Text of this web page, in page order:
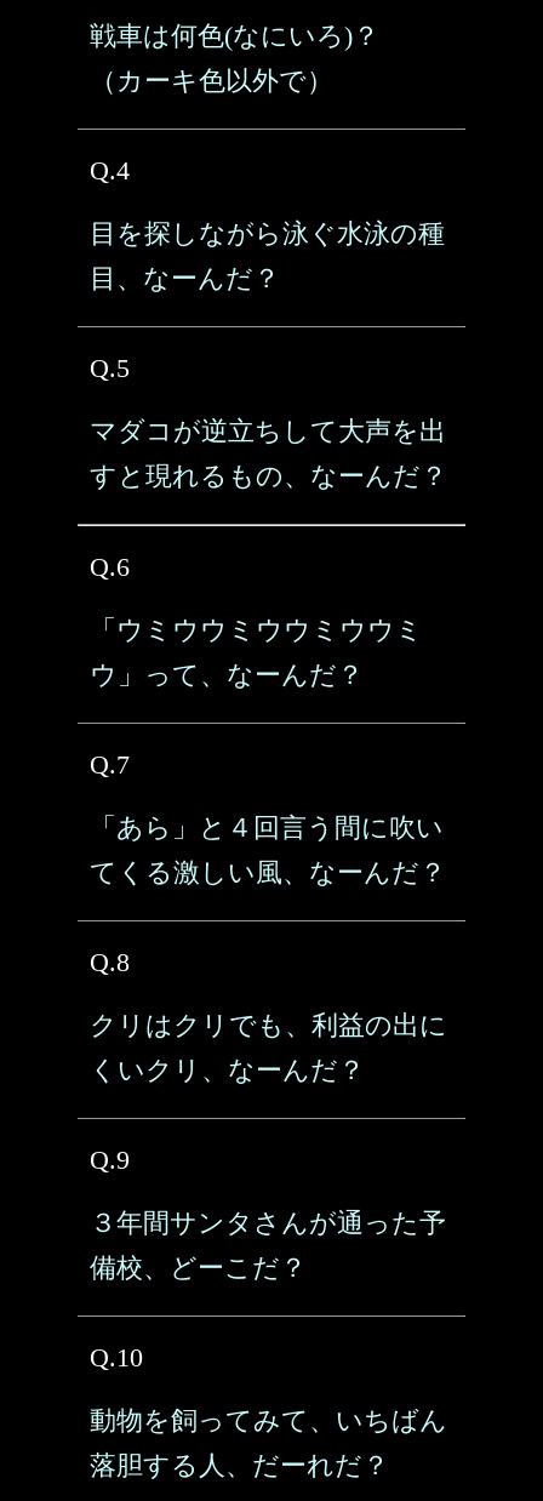
戦車は何色(なにいろ)？
（カーキ色以外で）
Q.4
目を探しながら泳ぐ水泳の種
目、なーんだ？
Q.5
マダコが逆立ちして大声を出
すと現れるもの、なーんだ？
Q.6
「ウミウウミウウミウウミ
ウ」って、なーんだ？
Q.7
「あら」と４回言う間に吹い
てくる激しい風、なーんだ？
Q.8
クリはクリでも、利益の出に
くいクリ、なーんだ？
Q.9
３年間サンタさんが通った予
備校、どーこだ？
Q.10
動物を飼ってみて、いちばん
落胆する人、だーれだ？